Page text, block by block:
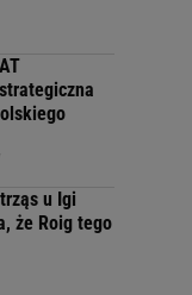
u Igi
że Roig tego